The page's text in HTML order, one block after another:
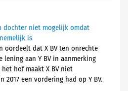
dochter niet mogelijk omdat
is
oordeelt dat X BV ten onrechte
lening aan Y BV in aanmerking
het hof maakt X BV niet
2017 een vordering had op Y BV.